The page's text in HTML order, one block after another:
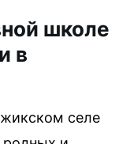
школе
в
селе